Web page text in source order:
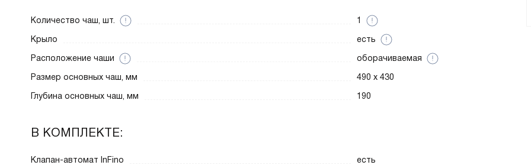
Количество чаш, шт.
1
Крыло
есть
Расположение чаши
оборачиваемая
Размер основных чаш, мм
490 x 430
Глубина основных чаш, мм
190
В КОМПЛЕКТЕ:
Клапан-автомат InFino есть